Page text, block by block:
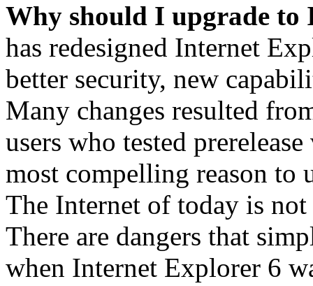
Why should I upgrade to
has redesigned Internet
better security, new
Many changes resulted
users who tested
most compelling reason to
The Internet of today is
There are dangers that
when Internet Explorer 6